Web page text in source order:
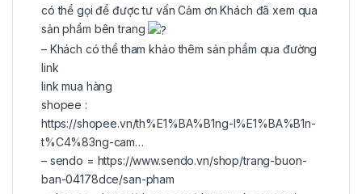
có thể gọi để được tư vấn Cảm ơn Khách đã xem qua
sản phẩm bên trang
– Khách có thể tham khảo thêm sản phẩm qua đường
link
link mua hàng
shopee :
https://shopee.vn/th%E1%BA%B1ng-l%E1%BA%B1n-
t%C4%83ng-cam…
– sendo = https://www.sendo.vn/shop/trang-buon-
ban-04178dce/san-pham